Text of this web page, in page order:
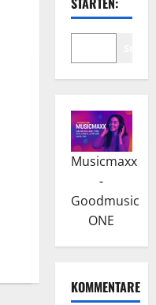
Musicmaxx
-
Goodmusic
ONE
KOMMENTARE